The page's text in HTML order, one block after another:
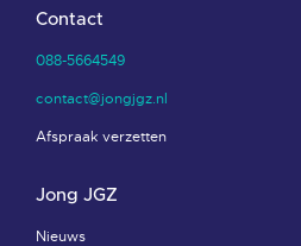
Contact
088-5664549
contact@jongjgz.nl
Afspraak verzetten
Jong JGZ
Nieuws